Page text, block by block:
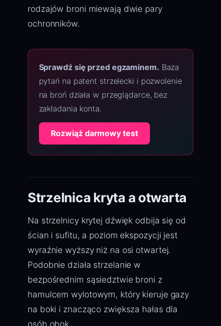
rodzajów broni miewają dwie pary
ochronników.
Sprawdź się przed egzaminem. Baza
pytań na patent strzelecki i pozwolenie
na broń działa w przeglądarce, bez
zakładania konta.
Rozwiąż darmowy test
Strzelnica kryta a otwarta
Na strzelnicy krytej dźwięk odbija się od
ścian i sufitu, a poziom ekspozycji jest
wyraźnie wyższy niż na osi otwartej.
Podobnie działa strzelanie w
bezpośrednim sąsiedztwie broni z
hamulcem wylotowym, który kieruje gazy
na boki i znacząco zwiększa hałas dla
osób obok.